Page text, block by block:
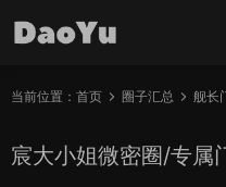
当前位置： 首页 圈子汇总 舰长
宸大小姐微密圈/专属